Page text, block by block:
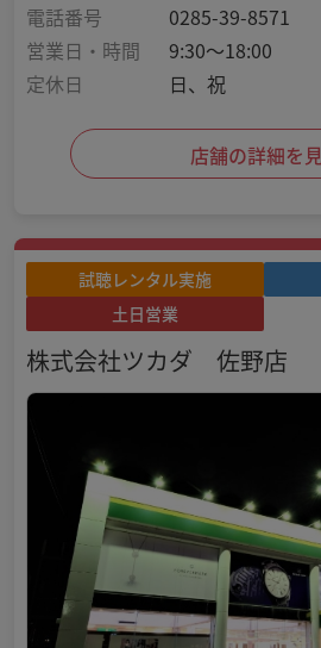
電話番号
0285-39-8571
営業日・時間
9:30～18:00
定休日
日、祝
店舗の詳細を
試聴レンタル実施
土日営業
株式会社ツカダ 佐野店